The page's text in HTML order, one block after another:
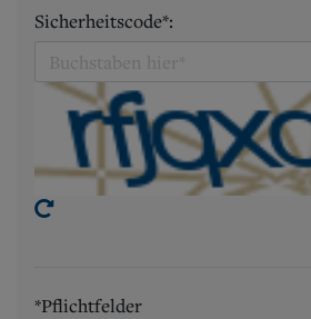
Sicherheitscode*:
*Pflichtfelder